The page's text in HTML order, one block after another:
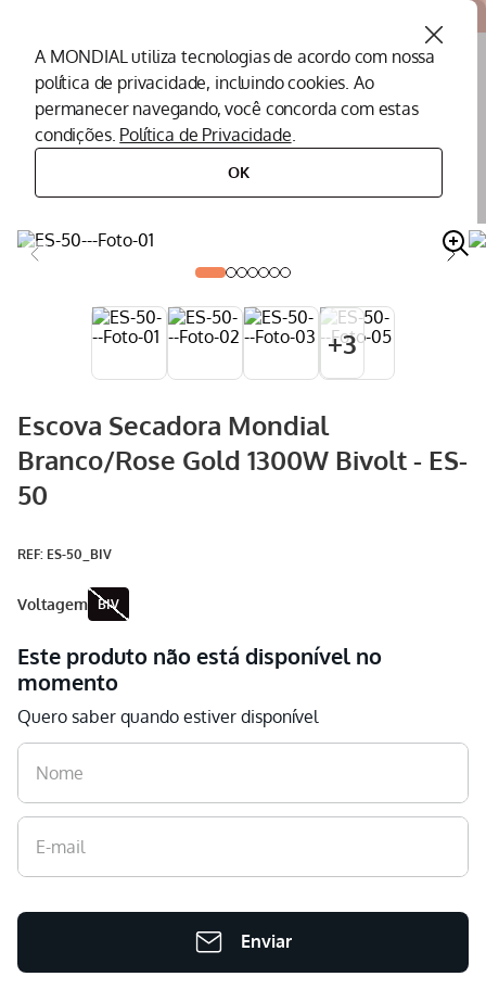
A MONDIAL utiliza tecnologias de acordo com nossa
política de privacidade, incluindo cookies. Ao
permanecer navegando, você concorda com estas
condições. Política de Privacidade.
OK
O que você procura?
escova secadora
+3
Escova Secadora Mondial
Branco/Rose Gold 1300W Bivolt - ES-
50
: ES-50_BIV
voltagem BIV
Este produto não está disponível no
momento
Quero saber quando estiver disponível
Enviar
2 Air Fryer
Assistencia Tecnica
7º Panificadora
Panela Elétrica
10ºMultiprocessador